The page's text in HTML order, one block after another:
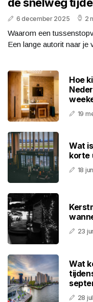
de snelweg
6 december 2025 2
Waarom een
Een lange autorit naar je
Hoe
19
Wat
korte
18
23
Wat
28